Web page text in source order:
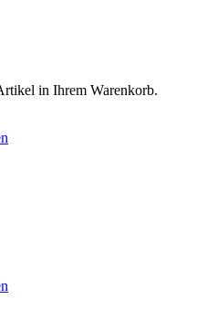
in Ihrem Warenkorb.